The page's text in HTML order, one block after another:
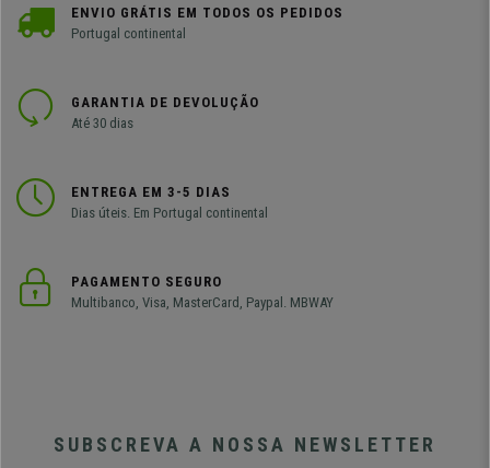
ENVIO GRÁTIS EM TODOS OS PEDIDOS
Portugal continental
GARANTIA DE DEVOLUÇÃO
Até 30 dias
ENTREGA EM 3-5 DIAS
Dias úteis. Em Portugal continental
PAGAMENTO SEGURO
Multibanco, Visa, MasterCard, Paypal. MBWAY
SUBSCREVA A NOSSA NEWSLETTER